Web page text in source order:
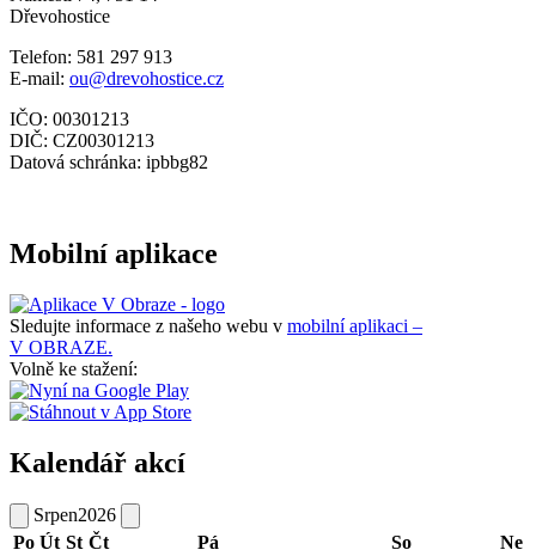
Dřevohostice
Telefon: 581 297 913
E-mail: ou@drevohostice.cz
IČO: 00301213
DIČ: CZ00301213
Datová schránka: ipbbg82
Mobilní aplikace
Sledujte informace z našeho webu v mobilní aplikaci –
V OBRAZE.
Volně ke stažení:
Kalendář akcí
Srpen2026
Po Út St Čt Pá So Ne